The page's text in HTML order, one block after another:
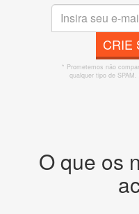
CRIE
* Prometemos não
qualquer tipo de
O que os